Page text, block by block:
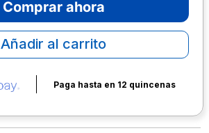
Comprar ahora
Añadir al carrito
Paga hasta en 12 quincenas